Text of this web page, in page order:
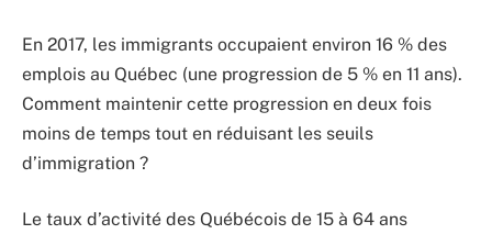
En 2017, les immigrants occupaient environ 16 % des
emplois au Québec (une progression de 5 % en 11 ans).
Comment maintenir cette progression en deux fois
moins de temps tout en réduisant les seuils
d’immigration ?
Le taux d’activité des Québécois de 15 à 64 ans